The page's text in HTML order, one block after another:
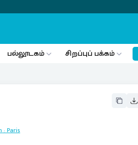
பல்லூடகம் சிறப்புப் பக்கம்
:Paris